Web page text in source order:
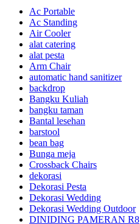
Ac Portable
Ac Standing
Air Cooler
alat catering
alat pesta
Arm Chair
automatic hand sanitizer
backdrop
Bangku Kuliah
bangku taman
Bantal lesehan
barstool
bean bag
Bunga meja
Crossback Chairs
dekorasi
Dekorasi Pesta
Dekorasi Wedding
Dekorasi Wedding Outdoor
DINIDING PAMERAN R8